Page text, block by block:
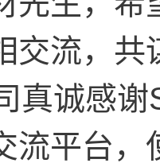
交流，共
诚感谢
流平台